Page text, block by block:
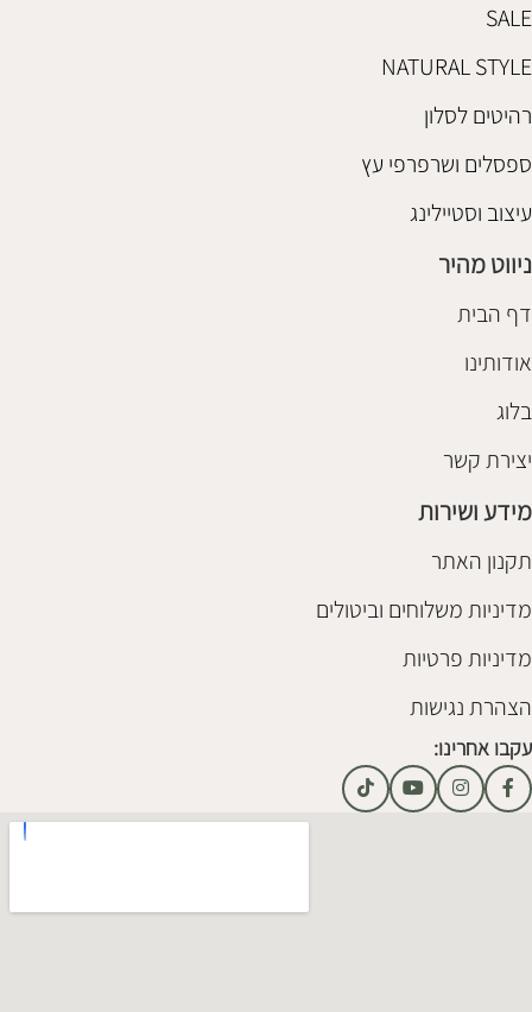
SALE
NATURAL STYLE
רהיטים לסלון
ספסלים ושרפרפי עץ
עיצוב וסטיילינג
ניווט מהיר
דף הבית
אודותינו
בלוג
יצירת קשר
מידע ושירות
תקנון האתר
מדיניות משלוחים וביטולים
מדיניות פרטיות
הצהרת נגישות
עקבו אחרינו: